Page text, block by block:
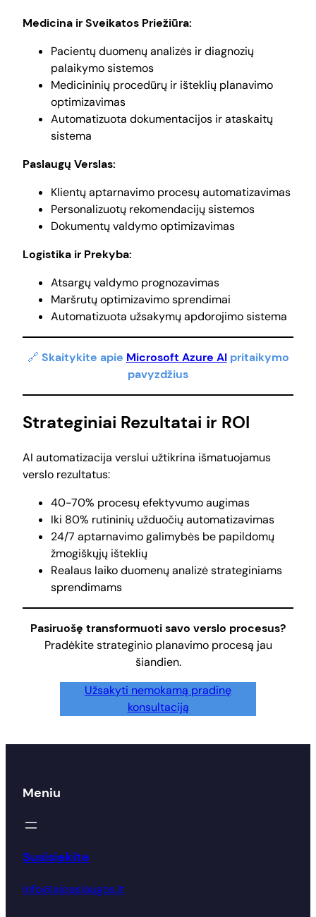
Medicina ir Sveikatos Priežiūra:
Pacientų duomenų analizės ir diagnozių
palaikymo sistemos
Medicininių procedūrų ir išteklių planavimo
optimizavimas
Automatizuota dokumentacijos ir ataskaitų
sistema
Paslaugų Verslas:
Klientų aptarnavimo procesų automatizavimas
Personalizuotų rekomendacijų sistemos
Dokumentų valdymo optimizavimas
Logistika ir Prekyba:
Atsargų valdymo prognozavimas
Maršrutų optimizavimo sprendimai
Automatizuota užsakymų apdorojimo sistema
🔗 Skaitykite apie Microsoft Azure AIpritaikymo
pavyzdžius
Strateginiai Rezultatai ir ROI
AI automatizacija verslui užtikrina išmatuojamus
verslo rezultatus:
40-70% procesų efektyvumo augimas
Iki 80% rutininių užduočių automatizavimas
24/7 aptarnavimo galimybės be papildomų
žmogiškųjų išteklių
Realaus laiko duomenų analizė strateginiams
sprendimams
Pasiruošę transformuoti savo verslo procesus?
Pradėkite strateginio planavimo procesą jau
šiandien.
Užsakyti nemokamą pradinę
konsultaciją
Meniu
Susisiekite
info@aipaslaugos.lt